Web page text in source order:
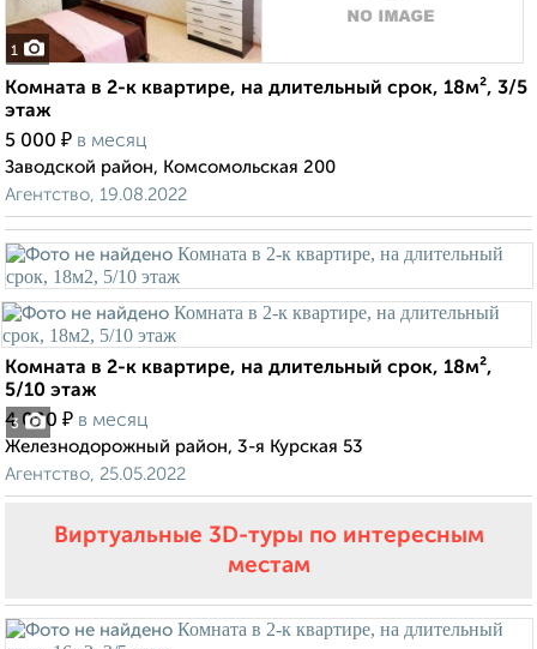
1
Комната в 2-к квартире, на длительный срок, 18м², 3/5
этаж
5 000 ₽ в месяц
Заводской район, Комсомольская 200
Агентство, 19.08.2022
3
Комната в 2-к квартире, на длительный срок, 18м²,
5/10 этаж
4 000 ₽ в месяц
Железнодорожный район, 3-я Курская 53
Агентство, 25.05.2022
Виртуальные 3D-туры по интересным
местам